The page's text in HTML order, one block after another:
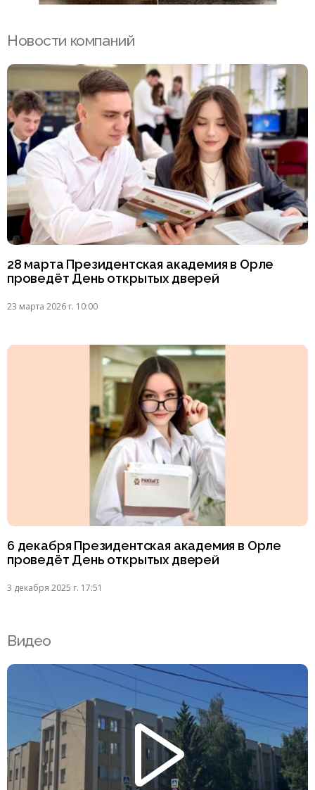
Новости компаний
28 марта Президентская академия в Орле
проведёт День открытых дверей
23 марта 2026 г. 10:00
6 декабря Президентская академия в Орле
проведёт День открытых дверей
3 декабря 2025 г. 17:51
Видео